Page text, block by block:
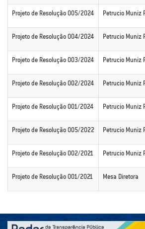
Projeto de Resolução 005/2024 Petrucio Muniz
Projeto de Resolução 004/2024 Petrucio Muniz
Projeto de Resolução 003/2024 Petrucio Muniz
Projeto de Resolução 002/2024 Petrucio Muniz
Projeto de Resolução 001/2024 Petrucio Muniz
Projeto de Resolução 005/2022 Petrucio Muniz
Projeto de Resolução 002/2021 Petrucio Muniz
Projeto de Resolução 001/2021 Mesa Diretora